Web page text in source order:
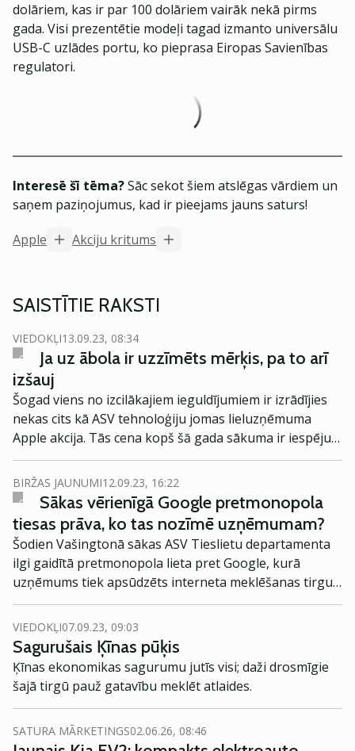
dolāriem, kas ir par 100 dolāriem vairāk nekā pirms
gada. Visi prezentētie modeļi tagad izmanto universālu
USB-C uzlādes portu, ko pieprasa Eiropas Savienības
regulatori.
Interesē šī tēma?Sāc sekot šiem atslēgas vārdiem un
saņem paziņojumus, kad ir pieejams jauns saturs!
Apple
Akciju kritums
SAISTĪTIE RAKSTI
VIEDOKĻI13.09.23, 08:34
Ja uz ābola ir uzzīmēts mērķis, pa to arī
izšauj
Šogad viens no izcilākajiem ieguldījumiem ir izrādījies
nekas cits kā ASV tehnoloģiju jomas lieluzņēmuma
Apple akcija. Tās cena kopš šā gada sākuma ir iespējusi
pieaugt jau par 37%. Tiesa gan, var manīt, ka Apple
akcijas cenai ir bijis grūti demonstrēt tālāku vērtības
pieaugumu kopš jūlija beigām. Tas sakritis ar augošo
pesimismu par Ķīnas ekonomikas veselības stāvokli.
BIRŽAS JAUNUMI12.09.23, 16:22
Sākas vērienīgā Google pretmonopola
tiesas prāva, ko tas nozīmē uzņēmumam?
Šodien Vašingtonā sākas ASV Tieslietu departamenta
ilgi gaidītā pretmonopola lieta pret Google, kurā
uzņēmums tiek apsūdzēts interneta meklēšanas tirgus
nelikumīgā monopolā. Paredzams, ka lieta turpināsies
līdz novembra vidum.
VIEDOKĻI07.09.23, 09:03
Sagurušais Ķīnas pūķis
Ķīnas ekonomikas sagurumu jutīs visi; daži drosmīgie
šajā tirgū pauž gatavību meklēt atlaides.
SATURA MĀRKETINGS02.06.26, 08:46